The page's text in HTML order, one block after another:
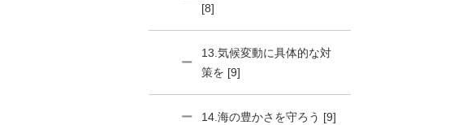
[8]
13.気候変動に具体的な対
策を [9]
14.海の豊かさを守ろう [9]